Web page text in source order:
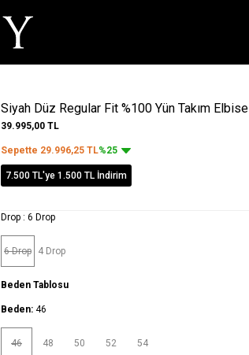
Siyah Düz Regular Fit %100 Yün Takım Elbise
39.995,00 TL
Sepette 29.996,25 TL%25
7.500 TL'ye 1.500 TL İndirim
Drop : 6 Drop
6 Drop 4 Drop
Beden Tablosu
Beden: 46
46 48 50 52 54